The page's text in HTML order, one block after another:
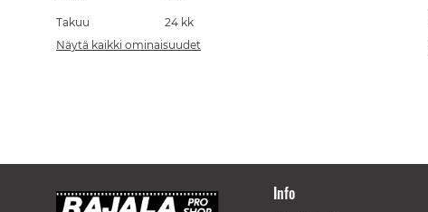
images
gallery
Takuu
24 kk
Näytä kaikki ominaisuudet
Info